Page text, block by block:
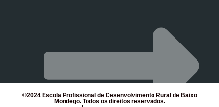
©2024 Escola Profissional de Desenvolvimento Rural de Baixo
Mondego. Todos os direitos reservados.